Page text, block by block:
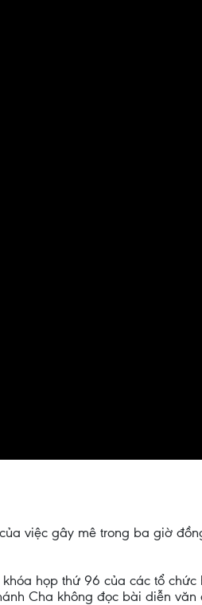
việc gây mê trong ba giờ
họp thứ 96 của các tổ
Cha không đọc bài diễn